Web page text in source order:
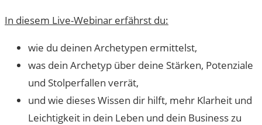
In diesem Live-Webinar erfährst du:
wie du deinen Archetypen ermittelst,
was dein Archetyp über deine Stärken, Potenziale
und Stolperfallen verrät,
und wie dieses Wissen dir hilft, mehr Klarheit und
Leichtigkeit in dein Leben und dein Business zu